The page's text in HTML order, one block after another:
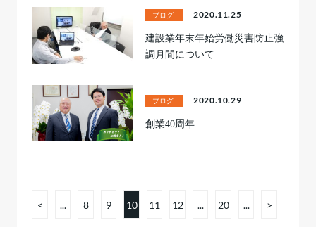
ブログ 2020.11.25
建設業年末年始労働災害防止強
調月間について
ブログ 2020.10.29
創業40周年
< ... 8 9 10 11 12 ... 20 ... >